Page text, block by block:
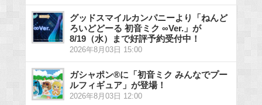
グッドスマイルカンパニーより「ねんど
ろいどどーる 初音ミク ∞Ver.」が
8/19（水）まで好評予約受付中！
2026年8月03日 15:00
ガシャポン®に「初音ミク みんなでプー
ルフィギュア」が登場！
2026年8月03日 12:00